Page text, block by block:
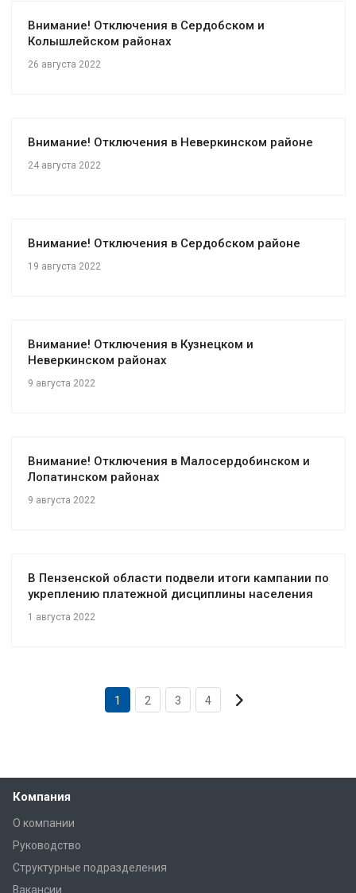
Внимание! Отключения в Сердобском и
Колышлейском районах
26 августа 2022
Внимание! Отключения в Неверкинском районе
24 августа 2022
Внимание! Отключения в Сердобском районе
19 августа 2022
Внимание! Отключения в Кузнецком и
Неверкинском районах
9 августа 2022
Внимание! Отключения в Малосердобинском и
Лопатинском районах
9 августа 2022
В Пензенской области подвели итоги кампании по
укреплению платежной дисциплины населения
1 августа 2022
1 2 3 4
Компания
О компании
Руководство
Структурные подразделения
Вакансии